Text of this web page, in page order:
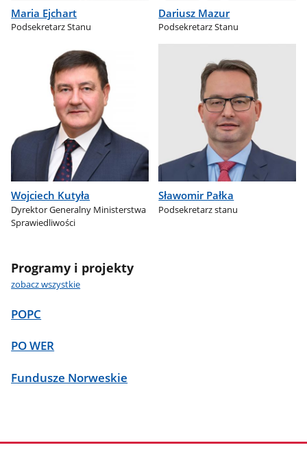
Maria Ejchart
Podsekretarz Stanu
Dariusz Mazur
Podsekretarz Stanu
Wojciech Kutyła
Dyrektor Generalny Ministerstwa
Sprawiedliwości
Sławomir Pałka
Podsekretarz stanu
Programy i projekty
zobacz wszystkie
POPC
PO WER
Fundusze Norweskie